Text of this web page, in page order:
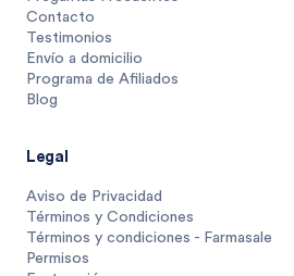
Contacto
Testimonios
Envío a domicilio
Programa de Afiliados
Blog
Legal
Aviso de Privacidad
Términos y Condiciones
Términos y condiciones - Farmasale
Permisos